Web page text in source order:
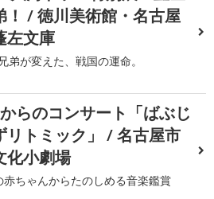
！ / 徳川美術館・名古屋
左文庫
弟が変えた、戦国の運命。
らのコンサート「ばぶじ
リトミック」 / 名古屋市
化小劇場
赤ちゃんからたのしめる音楽鑑賞